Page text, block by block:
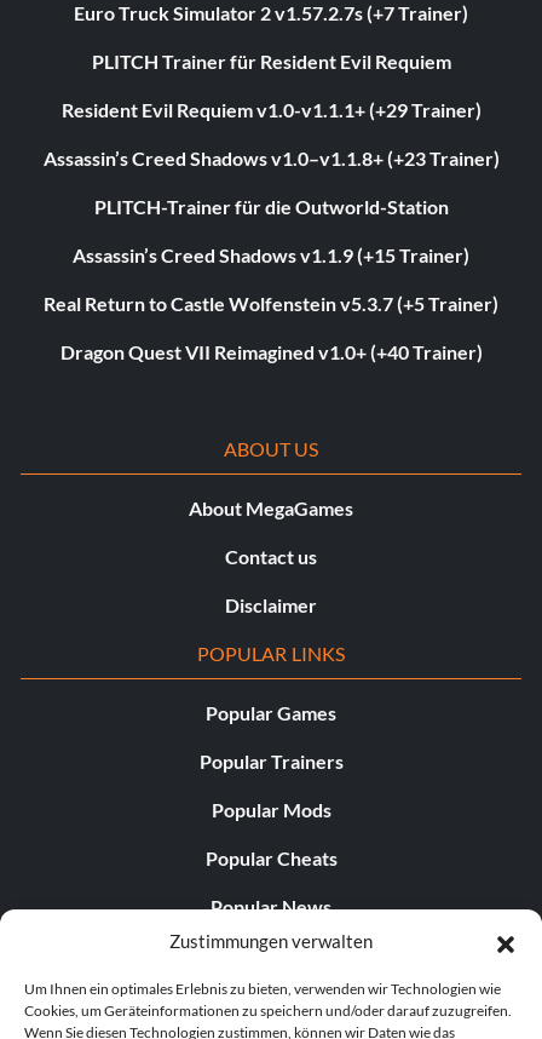
Zustimmungen verwalten
Um Ihnen ein optimales Erlebnis zu bieten, verwenden wir Technologien wie
Cookies, um Geräteinformationen zu speichern und/oder darauf zuzugreifen.
Wenn Sie diesen Technologien zustimmen, können wir Daten wie das
Euro Truck Simulator 2 v1.57.2.7s (+7 Trainer)
PLITCH Trainer für Resident Evil Requiem
Resident Evil Requiem v1.0-v1.1.1+ (+29 Trainer)
Assassin’s Creed Shadows v1.0–v1.1.8+ (+23 Trainer)
PLITCH-Trainer für die Outworld-Station
Assassin’s Creed Shadows v1.1.9 (+15 Trainer)
Real Return to Castle Wolfenstein v5.3.7 (+5 Trainer)
Dragon Quest VII Reimagined v1.0+ (+40 Trainer)
ABOUT US
About MegaGames
Contact us
Disclaimer
POPULAR LINKS
Popular Games
Popular Trainers
Popular Mods
Popular Cheats
Popular News
Popular Editorials
Popular Free Games